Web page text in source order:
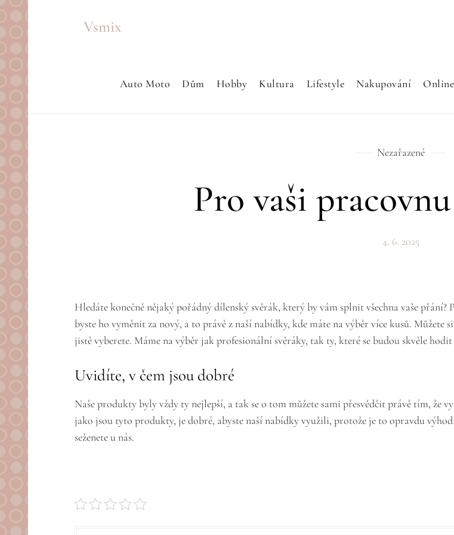
Vsmix
Auto Moto Dům Hobby Kultura Lifestyle Nakupování Online
Nezařazené
Pro vaši
4. 6. 2025
Hledáte konečně nějaký pořádnýdílenský svěrák, který by vám splnit všechna vaše
byste ho vyměnit za nový, a to právě z naší nabídky, kde máte na výběr více kusů.
jistě vyberete. Máme na výběr jak profesionální svěráky, tak ty, které se budou skvěle
Uvidíte, v čem jsou dobré
Naše produkty byly vždy ty nejlepší, a tak se o tom můžete sami přesvědčit právě tím, že
jako jsou tyto produkty, je dobré, abyste naší nabídky využili, protože je to opravdu
seženete u nás.